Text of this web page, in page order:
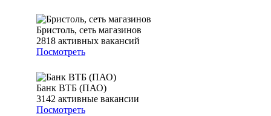
Бристоль, сеть магазинов
2818 активных вакансий
Посмотреть
Банк ВТБ (ПАО)
3142 активные вакансии
Посмотреть